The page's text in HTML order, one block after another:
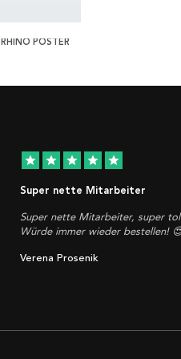
POSTER
star star star star star
Super nette Mitarbeiter
Super nette Mitarbeiter, super
Würde immer wieder bestellen!
Verena Prosenik